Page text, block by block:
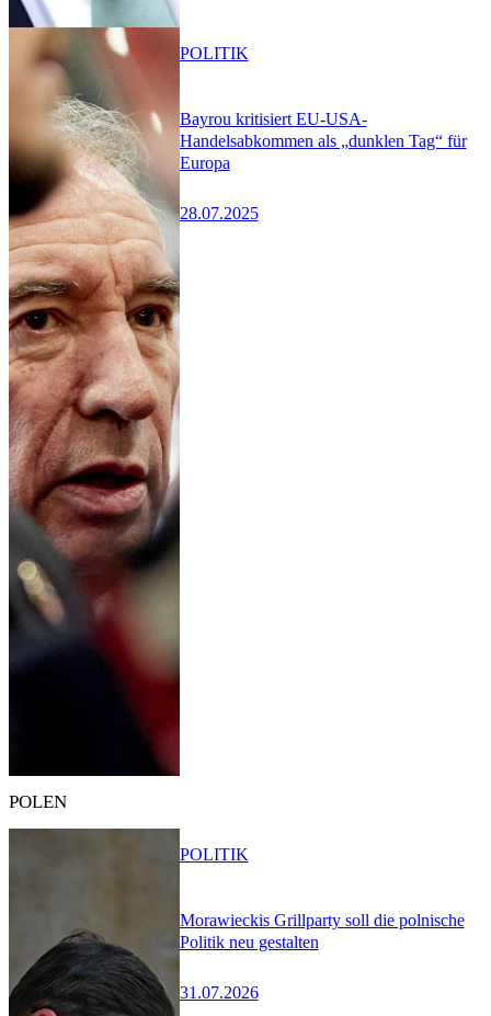
Bayrou kritisiert EU-USA-
Handelsabkommen als „dunklen Tag“ für
Europa
28.07.2025
POLITIK
POLEN
Morawieckis Grillparty soll die polnische
Politik neu gestalten
31.07.2026
POLITIK